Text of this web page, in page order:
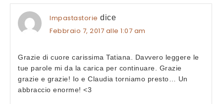
Impastastorie dice
Febbraio 7, 2017 alle 1:07 am
Grazie di cuore carissima Tatiana. Davvero leggere le
tue parole mi da la carica per continuare. Grazie
grazie e grazie! Io e Claudia torniamo presto… Un
abbraccio enorme! <3